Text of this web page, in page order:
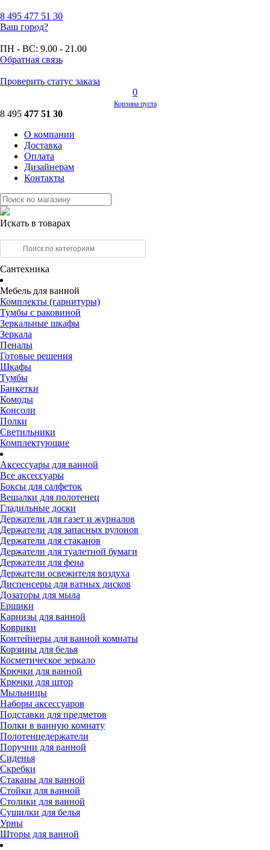
8 495 477 51 30
Ваш город?
ПН - ВС: 9.00 - 21.00
Обратная связь
Проверить статус заказа
0
Корзина пуста
8 495 477 51 30
О компании
Доставка
Оплата
Дизайнерам
Контакты
Искать в товарах
Сантехника
Мебель для ванной
Комплекты (гарнитуры)
Тумбы с раковиной
Зеркальные шкафы
Зеркала
Пеналы
Готовые решения
Шкафы
Тумбы
Банкетки
Комоды
Консоли
Полки
Светильники
Комплектующие
Аксессуары для ванной
Все аксессуары
Боксы для салфеток
Вешалки для полотенец
Гладильные доски
Держатели для газет и журналов
Держатели для запасных рулонов
Держатели для стаканов
Держатели для туалетной бумаги
Держатели для фена
Держатели освежителя воздуха
Диспенсеры для ватных дисков
Дозаторы для мыла
Ершики
Карнизы для ванной
Коврики
Контейнеры для ванной комнаты
Корзины для белья
Косметическое зеркало
Крючки для ванной
Крючки для штор
Мыльницы
Наборы аксессуаров
Подставки для предметов
Полки в ванную комнату
Полотенцедержатели
Поручни для ванной
Сиденья
Скребки
Стаканы для ванной
Стойки для ванной
Столики для ванной
Сушилки для белья
Урны
Шторы для ванной